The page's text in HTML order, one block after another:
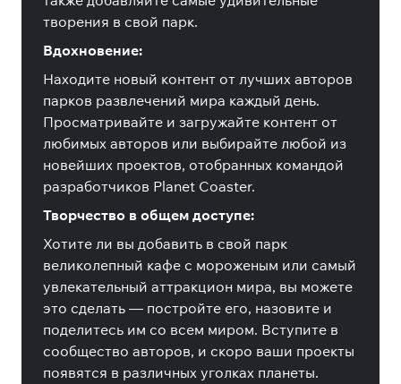
творения в свой парк.
Вдохновение:
Находите новый контент от лучших авторов
парков развлечений мира каждый день.
Просматривайте и загружайте контент от
любимых авторов или выбирайте любой из
новейших проектов, отобранных командой
разработчиков Planet Coaster.
Творчество в общем доступе:
Хотите ли вы добавить в свой парк
великолепный кафе с мороженым или самый
увлекательный аттракцион мира, вы можете
это сделать — постройте его, назовите и
поделитесь им со всем миром. Вступите в
сообщество авторов, и скоро ваши проекты
появятся в различных уголках планеты.